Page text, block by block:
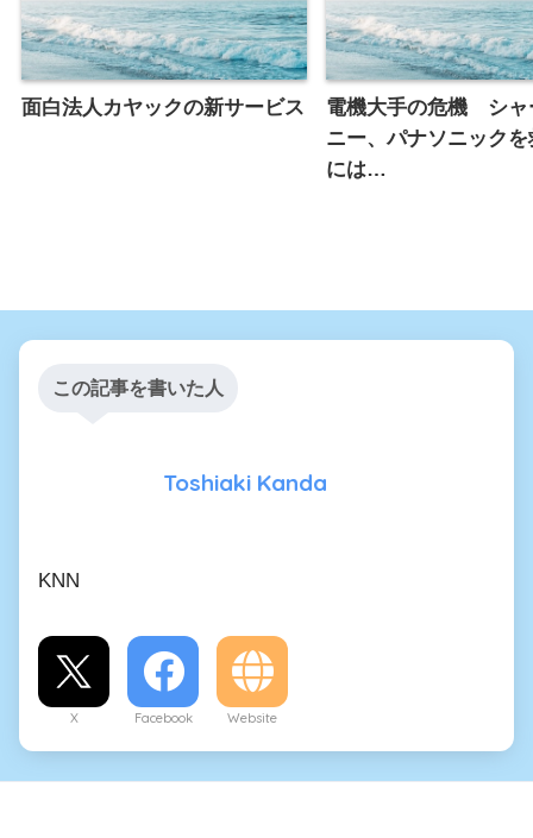
面白法人カヤックの新サービス
電機大手の危機 シャ
ニー、パナソニック
には…
この記事を書いた人
Toshiaki Kanda
KNN
X Facebook Website